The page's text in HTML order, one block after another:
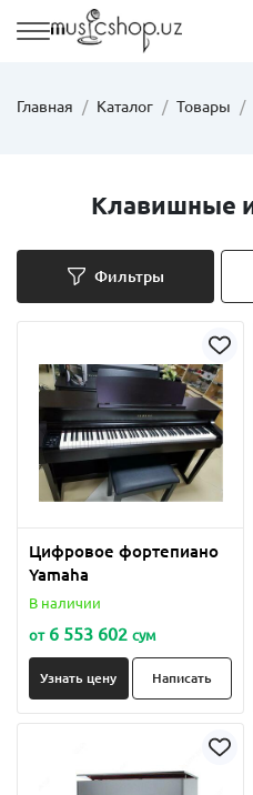
Главная Каталог Товары
Клавишные
Фильтры
Цифровое фортепиано
Yamaha
В наличии
от6 553 602 сум
Узнать цену Написать